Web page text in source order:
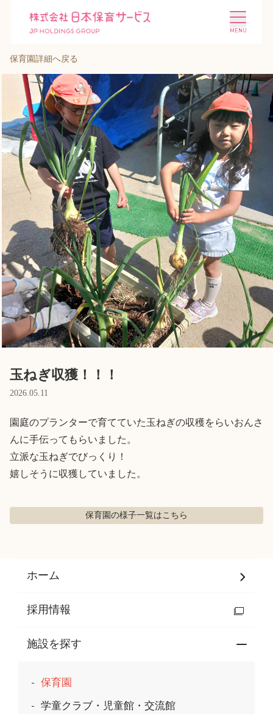
施設を探す 選ばれる理由
会社概要 ニュース
投資家情報 採用情報
English
ホーム
利用者の声
保育園詳細へ戻る
玉ねぎ収獲！！！
2026.05.11
園庭のプランターで育てていた玉ねぎの収穫をらいおんさ
んに手伝ってもらいました。
立派な玉ねぎでびっくり！
嬉しそうに収獲していました。
保育園の様子一覧はこちら
ホーム
採用情報
施設を探す
保育園
学童クラブ・児童館・交流館